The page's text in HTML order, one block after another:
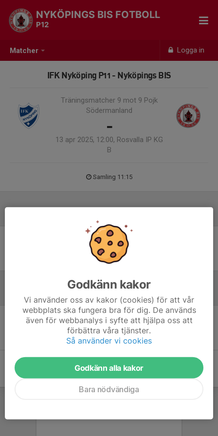
Matcher Logga in
NYKÖPINGS BIS FOTBOLL
P12
IFK Nyköping P11 - Nyköpings BIS
Träningsmatcher 9 mot 9 Pojk
Södermanland
-
13 apr 2025, 12:00, Rosvalla IP KG
B
Samling 11:15
Ingen uppställning ifylld
Referat
Inget referat skrivet
Godkänn kakor
Vi använder oss av kakor (cookies) för att vår
webbplats ska fungera bra för dig. De används
även för webbanalys i syfte att hjälpa oss att
förbättra våra tjänster.
Så använder vi cookies
Godkänn alla kakor
Bara nödvändiga